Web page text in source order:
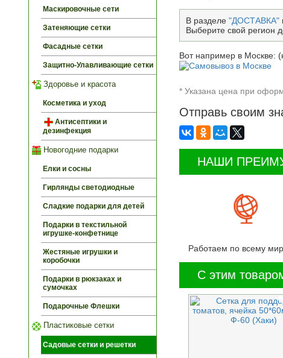
Маскировочные сети
Затеняющие сетки
Фасадные сетки
Защитно-Улавливающие сетки
Здоровье и красота
Косметика и уход
Антисептики и
дезинфекция
Новогодние подарки
Елки и сосны
Гирлянды светодиодные
Сладкие подарки для детей
Подарки в текстильной
игрушке-конфетнице
Жестяные игрушки и
коробочки
Подарки в рюкзаках и
сумочках
Подарочные Флешки
Пластиковые сетки
Садовые сетки и решетки
В разделе "ДОСТАВКА"
Выберите свой регион
Вот например в Москве:
* Указана цена при
Отправь своим
НАШИ
Работаем по всему
С этим